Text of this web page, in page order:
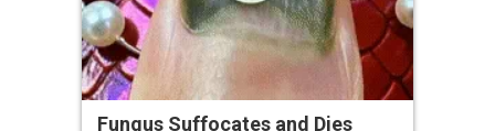
Fungus Suffocates and Dies